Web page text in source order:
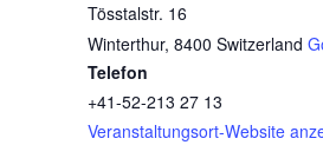
Tösstalstr. 16
Winterthur, 8400 Switzerland
Telefon
+41-52-213 27 13
Veranstaltungsort-Website